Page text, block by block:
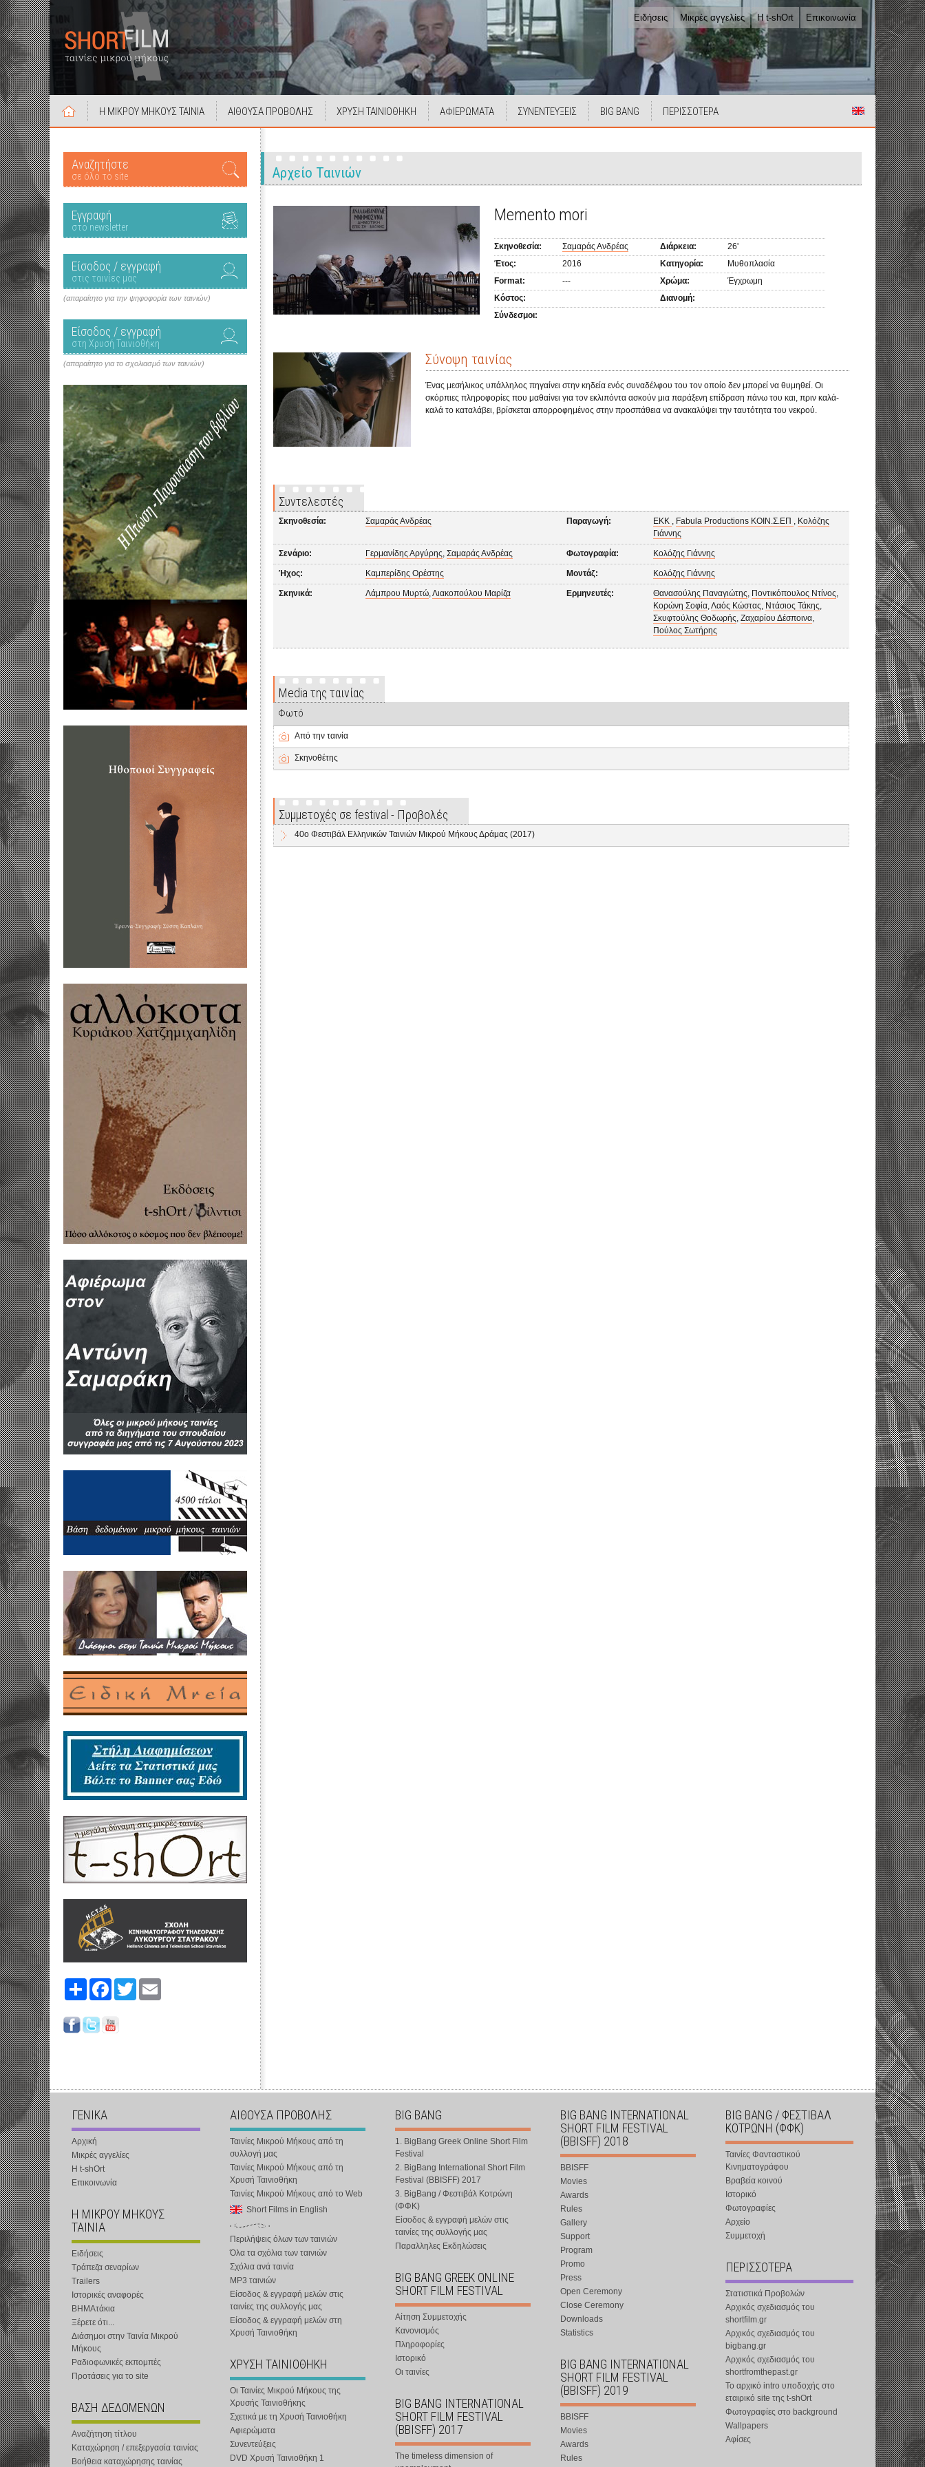
Ειδήσεις Μικρές αγγελίες Η t-shOrt Επικοινωνία
Η ΜΙΚΡΟΥ ΜΗΚΟΥΣ ΤΑΙΝΙΑ ΑΙΘΟΥΣΑ ΠΡΟΒΟΛΗΣ ΧΡΥΣΗ ΤΑΙΝΙΟΘΗΚΗ ΑΦΙΕΡΩΜΑΤΑ ΣΥΝΕΝΤΕΥΞΕΙΣ BIG BANG ΠΕΡΙΣΣΟΤΕΡΑ
Αναζητήστε
σε όλο το site
Εγγραφή
στο newsletter
Είσοδος / εγγραφή
στις ταινίες μας
(απαραίτητο για την ψηφοφορία των ταινιών)
Είσοδος / εγγραφή
στη Χρυσή Ταινιοθήκη
(απαραίτητο για το σχολιασμό των ταινιών)
Share FacebookTwitter
Αρχείο Ταινιών
Memento mori
Σκηνοθεσία: Σαμαράς Ανδρέας Διάρκεια:
26'
Έτος:
2016 Κατηγορία:
Μυθοπλασία
Format:
--- Χρώμα:
Έγχρωμη
Κόστος:
Διανομή:
Σύνδεσμοι:
Σύνοψη ταινίας
Ένας μεσήλικος υπάλληλος πηγαίνει στην κηδεία ενός συναδέλφου του τον οποίο δεν μπορεί να θυμηθεί. Οι
σκόρπιες πληροφορίες που μαθαίνει για τον εκλιπόντα ασκούν μια παράξενη επίδραση πάνω του και, πριν καλά-
καλά το καταλάβει, βρίσκεται απορροφημένος στην προσπάθεια να ανακαλύψει την ταυτότητα του νεκρού.
Συντελεστές
Σκηνοθεσία: Σαμαράς Ανδρέας Παραγωγή: ΕΚΚ Fabula Productions ΚΟΙΝ.Σ.ΕΠ
Κολόζης
Γιάννης
Σενάριο: Γερμανίδης Αργύρης Σαμαράς Ανδρέας Φωτογραφία: Κολόζης Γιάννης
Ήχος: Καμπερίδης Ορέστης Μοντάζ: Κολόζης Γιάννης
Σκηνικά: Λάμπρου Μυρτώ, Λιακοπούλου Μαρίζα Ερμηνευτές: Θανασούλης Παναγιώτης Ποντικόπουλος Ντίνος
Κορώνη Σοφία ,Λαός Κώστας Ντάσιος Τάκης
Σκυφτούλης Θοδωρής ,Ζαχαρίου Δέσποινα
Πούλος Σωτήρης
Media της ταινίας
Φωτό
Από την ταινία
Σκηνοθέτης
Συμμετοχές σε festival - Προβολές
40o Φεστιβάλ Ελληνικών Ταινιών Μικρού Μήκους Δράμας (2017)
ΓΕΝΙΚΑ
Αρχική
Μικρές αγγελίες
Η t-shOrt
Επικοινωνία
Η ΜΙΚΡΟΥ ΜΗΚΟΥΣ
ΤΑΙΝΙΑ
Ειδήσεις
Τράπεζα σεναρίων
Trailers
Ιστορικές αναφορές
ΒΗΜΑτάκια
Ξέρετε ότι...
Διάσημοι στην Ταινία Μικρού
Μήκους
Ραδιοφωνικές εκπομπές
Προτάσεις για το site
ΒΑΣΗ ΔΕΔΟΜΕΝΩΝ
Αναζήτηση τίτλου
Καταχώρηση / επεξεργασία ταινίας
Βοήθεια καταχώρησης ταινίας
ΑΙΘΟΥΣΑ ΠΡΟΒΟΛΗΣ
Ταινίες Μικρού Μήκους από τη
συλλογή μας
Ταινίες Μικρού Μήκους από τη
Χρυσή Ταινιοθήκη
Ταινίες Μικρού Μήκους από το Web
Short Films in English
Περιλήψεις όλων των ταινιών
Όλα τα σχόλια των ταινιών
Σχόλια ανά ταινία
MP3 ταινιών
Είσοδος & εγγραφή μελών στις
ταινίες της συλλογής μας
Είσοδος & εγγραφή μελών στη
Χρυσή Ταινιοθήκη
ΧΡΥΣΗ ΤΑΙΝΙΟΘΗΚΗ
Οι Ταινίες Μικρού Μήκους της
Χρυσής Ταινιοθήκης
Σχετικά με τη Χρυσή Ταινιοθήκη
Αφιερώματα
Συνεντεύξεις
DVD Χρυσή Ταινιοθήκη 1
BIG BANG
1. BigBang Greek Online Short Film
Festival
2. BigBang International Short Film
Festival (BBISFF) 2017
3. BigBang / Φεστιβάλ Κοτρώνη
(ΦΦΚ)
Είσοδος & εγγραφή μελών στις
ταινίες της συλλογής μας
Παραλληλες Εκδηλώσεις
BIG BANG GREEK ONLINE
SHORT FILM FESTIVAL
Αίτηση Συμμετοχής
Κανονισμός
Πληροφορίες
Ιστορικό
Οι ταινίες
BIG BANG INTERNATIONAL
SHORT FILM FESTIVAL
(BBISFF) 2017
The timeless dimension of
BIG BANG INTERNATIONAL
SHORT FILM FESTIVAL
(BBISFF) 2018
BBISFF
Movies
Awards
Rules
Gallery
Support
Program
Promo
Press
Open Ceremony
Close Ceremony
Downloads
Statistics
BIG BANG INTERNATIONAL
SHORT FILM FESTIVAL
(BBISFF) 2019
BBISFF
Movies
Awards
Rules
BIG BANG / ΦΕΣΤΙΒΑΛ
ΚΟΤΡΩΝΗ (ΦΦΚ)
Ταινίες Φανταστικού
Κινηματογράφου
Βραβεία κοινού
Ιστορικό
Φωτογραφίες
Αρχείο
Συμμετοχή
ΠΕΡΙΣΣΟΤΕΡΑ
Στατιστικά Προβολών
Αρχικός σχεδιασμός του
shortfilm.gr
Αρχικός σχεδιασμός του
bigbang.gr
Αρχικός σχεδιασμός του
shortfromthepast.gr
Το αρχικό intro υποδοχής στο
εταιρικό site της t-shOrt
Φωτογραφίες στο background
Wallpapers
Αφίσες